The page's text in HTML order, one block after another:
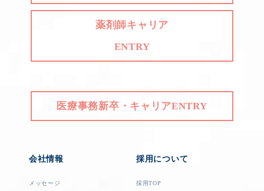
薬剤師キャリア
ENTRY
医療事務新卒・キャリアENTRY
会社情報
メッセージ
採用について
採用TOP